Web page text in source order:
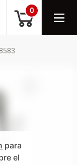
0
para
el